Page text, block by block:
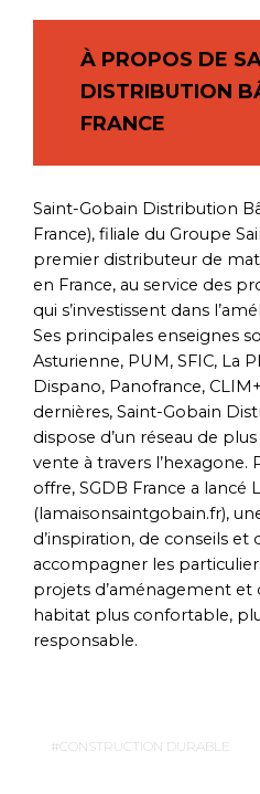
À PROPOS DE
DISTRIBUTION
FRANCE
Saint-Gobain Distribution
France), filiale du Groupe
premier distributeur de
en France, au service des
qui s’investissent dans
Ses principales enseignes
Asturienne, PUM, SFIC, La
Dispano, Panofrance,
dernières, Saint-Gobain
dispose d’un réseau de
vente à travers
offre, SGDB France a lancé
(lamaisonsaintgobain.fr),
d’inspiration, de conseils et
accompagner les
projets d’aménagement
habitat plus confortable,
responsable.
CONSTRUCTION DURABLE